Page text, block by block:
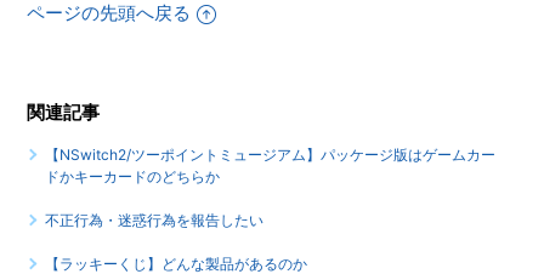
ページの先頭へ戻る
関連記事
【NSwitch2/ツーポイントミュージアム】パッケージ版はゲームカー
ドかキーカードのどちらか
不正行為・迷惑行為を報告したい
【ラッキーくじ】どんな製品があるのか